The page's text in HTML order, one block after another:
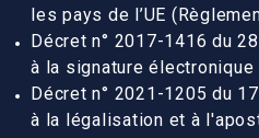
les pays de l’UE
Décret n° 2017-1416 du
à la signature électronique
Décret n° 2021-1205 du
à la légalisation et à